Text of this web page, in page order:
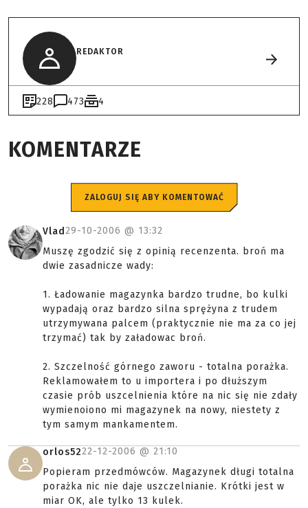
REDAKTOR
228 473 4
KOMENTARZE
ZALOGUJ SIĘ ABY KOMENTOWAĆ
Vlad29-10-2006 @ 13:32
Muszę zgodzić się z opinią recenzenta. broń ma
dwie zasadnicze wady:
1. Ładowanie magazynka bardzo trudne, bo kulki
wypadają oraz bardzo silna sprężyna z trudem
utrzymywana palcem (praktycznie nie ma za co jej
trzymać) tak by załadowac broń.
2. Szczelność górnego zaworu - totalna porażka.
Reklamowałem to u importera i po dłuższym
czasie prób uszcelnienia które na nic się nie zdały
wymienoiono mi magazynek na nowy, niestety z
tym samym mankamentem.
orlos5222-12-2006 @ 21:10
Popieram przedmówców. Magazynek długi totalna
porażka nic nie daje uszczelnianie. Krótki jest w
miar OK, ale tylko 13 kulek.